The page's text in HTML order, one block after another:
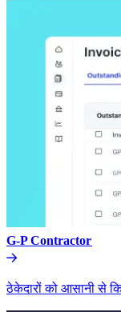
G-P Contractor​​
ठेकेदारों को आसानी से